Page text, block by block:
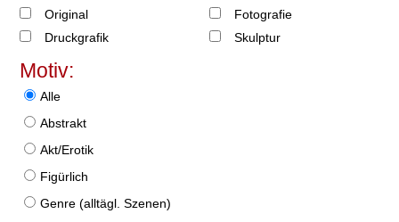
Original
Druckgrafik
Fotografie
Skulptur
Motiv:
Alle
Abstrakt
Akt/Erotik
Figürlich
Genre (alltägl. Szenen)